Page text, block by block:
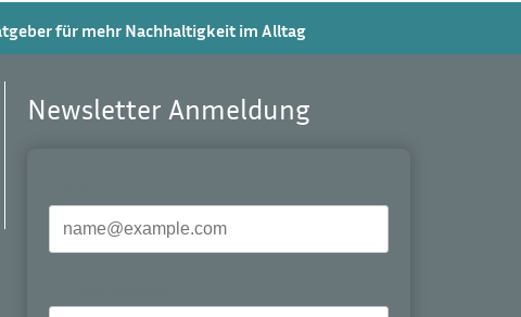
für mehr Nachhaltigkeit im Alltag
Newsletter Anmeldung